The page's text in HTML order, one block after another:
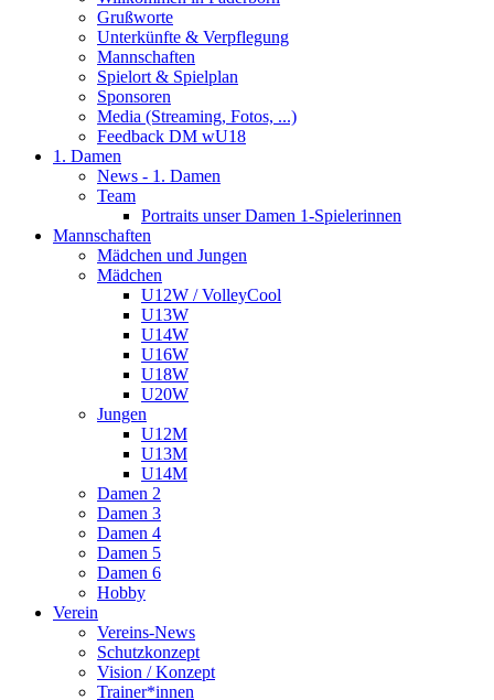
Grußworte
Unterkünfte & Verpflegung
Mannschaften
Spielort & Spielplan
Sponsoren
Media (Streaming, Fotos, ...)
Feedback DM wU18
1. Damen
News - 1. Damen
Team
Portraits unser Damen 1-Spielerinnen
Mannschaften
Mädchen und Jungen
Mädchen
U12W / VolleyCool
U13W
U14W
U16W
U18W
U20W
Jungen
U12M
U13M
U14M
Damen 2
Damen 3
Damen 4
Damen 5
Damen 6
Hobby
Verein
Vereins-News
Schutzkonzept
Vision / Konzept
Trainer*innen